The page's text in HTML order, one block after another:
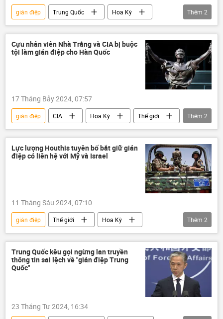
gián điệp Trung Quốc
Hoa Kỳ
Thế giới
Nhà khoa học
Thêm 2
Cựu nhân viên Nhà Trắng và CIA bị buộc
tội làm gián điệp cho Hàn Quốc
17 Tháng Bảy 2024, 07:57
gián điệp CIA Hoa Kỳ
Thế giới
Hàn Quốc
Nhà Trắng
Thêm 2
Lực lượng Houthis tuyên bố bắt giữ gián
điệp có liên hệ với Mỹ và Israel
11 Tháng Sáu 2024, 07:10
gián điệp Thế giới
Hoa Kỳ
Yemen
Israel
Thêm 2
Trung Quốc kêu gọi ngừng lan truyền
thông tin sai lệch về "gián điệp Trung
Quốc"
23 Tháng Tư 2024, 16:34